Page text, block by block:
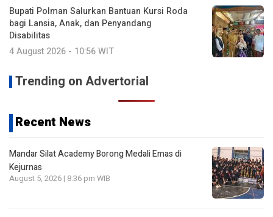
Bupati Polman Salurkan Bantuan Kursi Roda
bagi Lansia, Anak, dan Penyandang
Disabilitas
4 August 2026 - 10:56 WIT
Trending on Advertorial
Recent News
Mandar Silat Academy Borong Medali Emas di
Kejurnas
August 5, 2026 | 8:36 pm WIB